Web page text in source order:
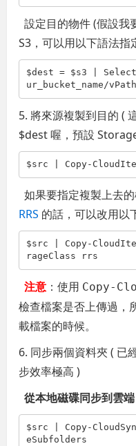
設定目的物件 (假設我
S3，可以用以下語法
$dest = $s3 |
ur_bucket_name/
5. 將來源複製到目的 (
$dest 喔，預設
$src | Copy-
如果要指定複製上去
RRS 的話，可以改用以
$src | Copy-
rageClass rrs
注意 ：使用 Copy-
檢查檔案是否上傳過，
載檔案的時候。
6. 同步兩個資料夾 ( 已
步效率極高 )
從本地磁碟同步到雲端
$src | Copy-
eSubfolders